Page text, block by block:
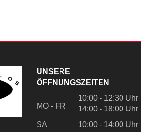
UNSERE
ÖFFNUNGSZEITEN
MO - FR
10:00 - 12:30 Uhr
14:00 - 18:00 Uhr
SA
10:00 - 14:00 Uhr